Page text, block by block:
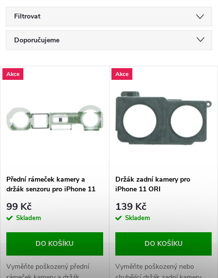
Filtrovat
Ř
a
e
n
p
r
o
d
Doporučujeme
Nejdražší
Abecedně
V
ý
p
s
p
r
o
d
Akce
Přední rámeček kamery a
držák senzoru pro iPhone 11
99 Kč
Skladem
DO KOŠÍKU
Vyměňte poškozený přední
Akce
Držák zadní kamery pro
iPhone 11 ORI
139 Kč
Skladem
DO KOŠÍKU
Vyměňte poškozený nebo